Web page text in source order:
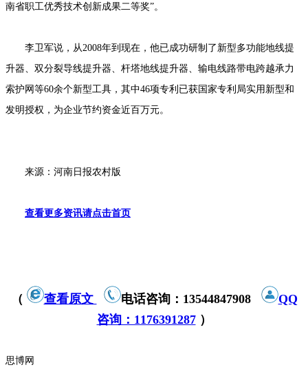
南省职工优秀技术创新成果二等奖”。
李卫军说，从2008年到现在，他已成功研制了新型多功能地线提
升器、双分裂导线提升器、杆塔地线提升器、输电线路带电跨越承力
索护网等60余个新型工具，其中46项专利已获国家专利局实用新型和
发明授权，为企业节约资金近百万元。
来源：河南日报农村版
查看更多资讯请点击首页
（ 查看原文 电话咨询：13544847908
QQ
咨询：1176391287）
思博网